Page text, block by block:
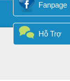
Fanpage
Hỗ Trợ